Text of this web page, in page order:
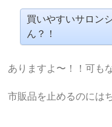
買いやすいサロン
ん？！
ありますよ〜！！可も
市販品を止めるのには